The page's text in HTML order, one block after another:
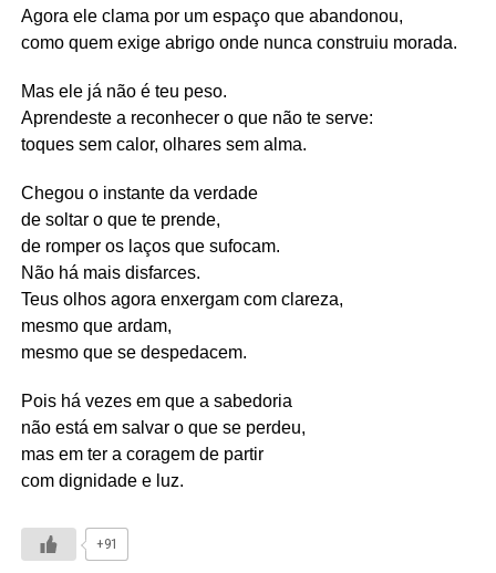
Agora ele clama por um espaço que abandonou,
como quem exige abrigo onde nunca construiu morada.
Mas ele já não é teu peso.
Aprendeste a reconhecer o que não te serve:
toques sem calor, olhares sem alma.
Chegou o instante da verdade
de soltar o que te prende,
de romper os laços que sufocam.
Não há mais disfarces.
Teus olhos agora enxergam com clareza,
mesmo que ardam,
mesmo que se despedacem.
Pois há vezes em que a sabedoria
não está em salvar o que se perdeu,
mas em ter a coragem de partir
com dignidade e luz.
+91